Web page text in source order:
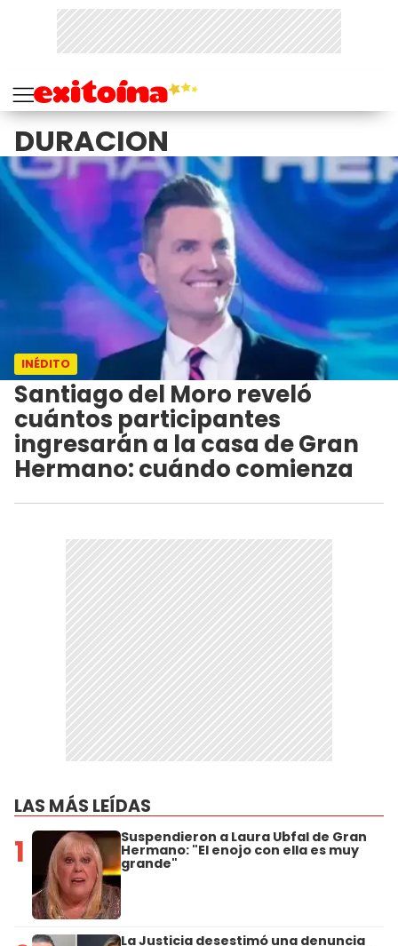
DURACION
INÉDITO
Santiago del Moro reveló
cuántos participantes
ingresarán a la casa de Gran
Hermano: cuándo comienza
LAS MÁS LEÍDAS
1 Suspendieron a Laura Ubfal de Gran
Hermano: "El enojo con ella es muy
grande"
La Justicia desestimó una denuncia